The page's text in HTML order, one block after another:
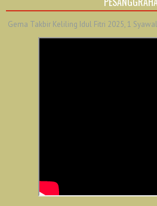
Gema Takbir Keliling Idul Fitri 2025, 1